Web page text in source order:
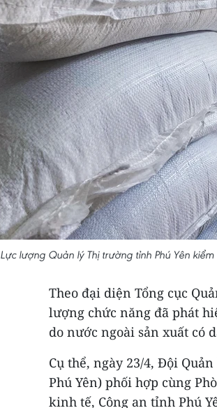
Lực lượng Quản lý Thị trường tỉnh Phú Yên
Theo đại diện Tổng cục
lượng chức năng đã phát
do nước ngoài sản xuất có
Cụ thể, ngày 23/4, Đội
Phú Yên) phối hợp cùng
kinh tế, Công an tỉnh Phú